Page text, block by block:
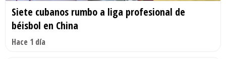
Siete cubanos rumbo a liga profesional de
béisbol en China
Hace 1 día